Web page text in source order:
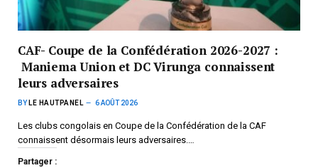
CAF- Coupe de la Confédération 2026-2027 :
Maniema Union et DC Virunga connaissent
leurs adversaires
BY LE HAUTPANEL 6 AOÛT 2026
Les clubs congolais en Coupe de la Confédération de la CAF
connaissent désormais leurs adversaires.…
Partager :